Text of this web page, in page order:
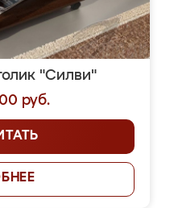
"Силви"
руб.